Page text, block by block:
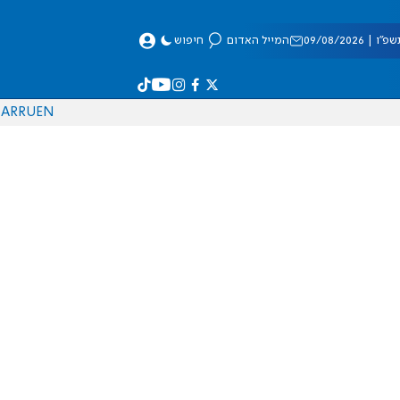
08/2026 המייל האדום חיפוש
EN
RU
AR